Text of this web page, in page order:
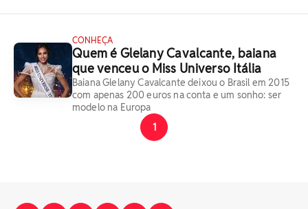
CONHEÇA
Quem é Glelany Cavalcante, baiana
que venceu o Miss Universo Itália
Baiana Glelany Cavalcante deixou o Brasil em 2015
com apenas 200 euros na conta e um sonho: ser
modelo na Europa
1